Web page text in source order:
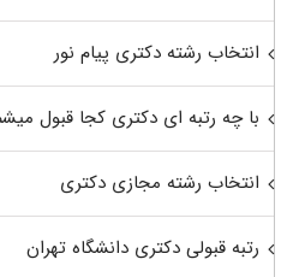
انتخاب رشته دکتری پیام نور
با چه رتبه ای دکتری کجا قبول
انتخاب رشته مجازی دکتری
رتبه قبولی دکتری دانشگاه تهران